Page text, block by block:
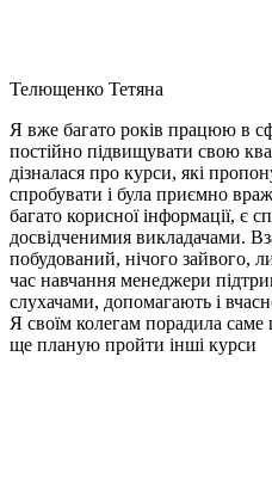
Телющенко Тетяна
Я вже багато років працюю в
постійно підвищувати свою
дізналася про курси, які
спробувати і була приємно
багато корисної інформації, є
досвідченимия викладачами.
побудований, нічого зайвого,
час навчання менеджери
слухачами, допомагають і
Я своїм колегам порадила
ще планую пройти інші курси